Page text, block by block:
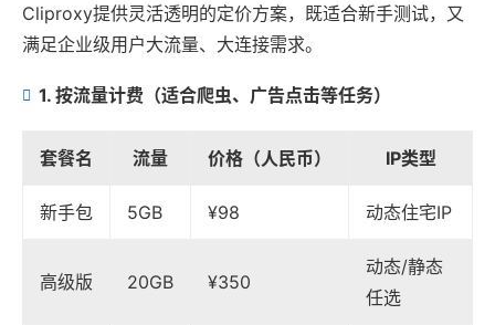
Cliproxy提供灵活透明的定价方案，既适合新手测试，又
满足企业级用户大流量、大连接需求。
1. 按流量计费（适合爬虫、广告点击等任务）
套餐名 流量 价格（人民币） IP类型
新手包 5GB ¥98 动态住宅IP
高级版 20GB ¥350
动态/静态
任选